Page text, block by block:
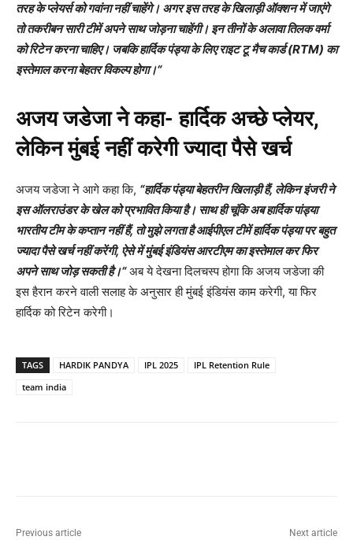
तरह के प्लेयर्स को गवांना नहीं चाहेंगे। अगर इस तरह के खिलाड़ी ऑक्शन में जाएंगे
तो तकरीबन सारी टीमें अपने साथ जोड़ना चाहेंगी। इन तीनों के अलावा तिलक वर्मा
को रिटेन करना चाहिए। जबकि हार्दिक पंड्या के लिए राइट टू मैच कार्ड (RTM) का
इस्तेमाल करना बेहतर विकल्प होगा।“
अजय जडेजा ने कहा- हार्दिक अच्छे प्लेयर,
लेकिन मुंबई नहीं करेगी ज्यादा पैसे खर्च
अजय जडेजा ने आगे कहा कि, “हार्दिक पंड्या बेहतरीन खिलाड़ी हैं, लेकिन इंजरी ने
इस ऑलराउंडर के खेल को प्रभावित किया है। साथ ही चूंकि अब हार्दिक पांड्या
भारतीय टीम के कप्तान नहीं हैं, तो मुझे लगता है आईपीएल टीमें हार्दिक पंड्या पर बहुत
ज्यादा पैसे खर्च नहीं करेंगी, ऐसे में मुंबई इंडियंस आरटीएम का इस्तेमाल कर फिर
अपने साथ जोड़ सकती है।“अब ये देखना दिलचस्प होगा कि अजय जडेजा की
इस हैरान करने वाली सलाह के अनुसार ही मुंबई इंडियंस काम करेगी, या फिर
हार्दिक को रिटेन करेगी।
TAGS HARDIK PANDYA IPL 2025
IPL Retention Rule
team india
Previous article Next article